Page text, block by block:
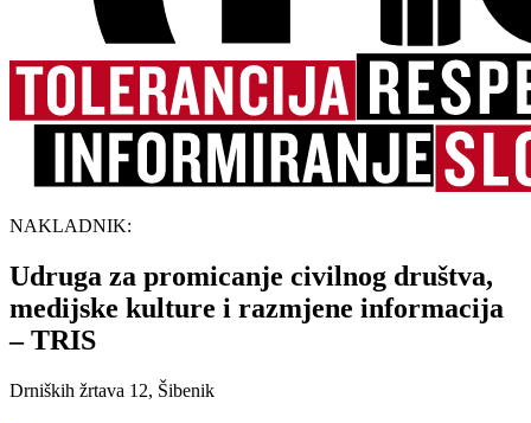
NAKLADNIK:
Udruga za promicanje civilnog društva,
medijske kulture i razmjene informacija
– TRIS
Drniških žrtava 12, Šibenik